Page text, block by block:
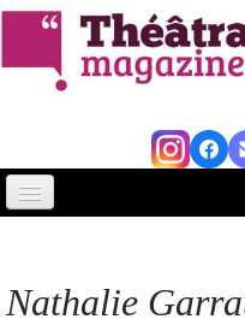
Nathalie